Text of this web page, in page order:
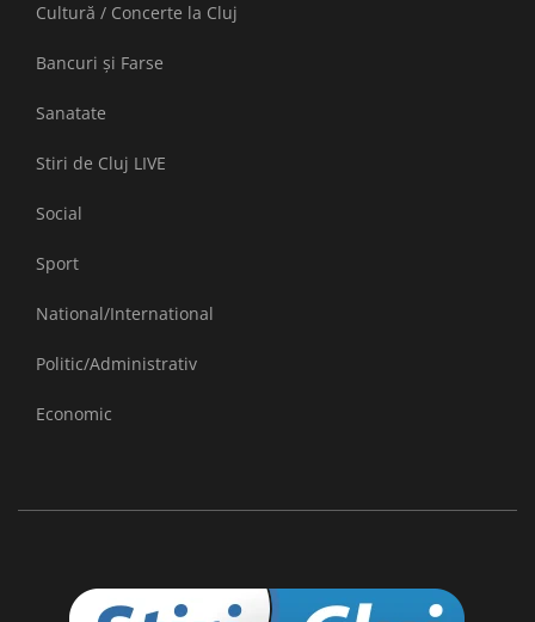
Cultură / Concerte la Cluj
Bancuri și Farse
Sanatate
Stiri de Cluj LIVE
Social
Sport
National/International
Politic/Administrativ
Economic